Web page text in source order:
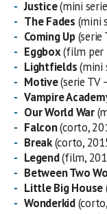
Justice(mini
The Fades (mini
Coming Up(serie
Eggbox(film per
Lightfields(mini
Motive(serie TV
Vampire
Our World War
Falcon(corto,
Break(corto,
Legend(film,
Between Two
Little Big House
Wonderkid